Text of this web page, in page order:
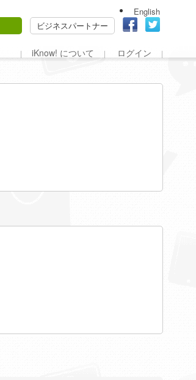
English
ビジネスパートナー
iKnow! について ログイン